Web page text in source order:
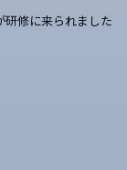
研修に来られました